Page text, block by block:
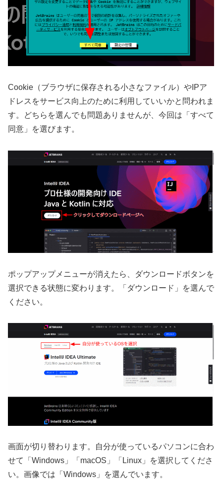
Cookie（ブラウザに保存される小さなファイル）やIPア
ドレスをサービス向上のために利用していいかと問われま
す。どちらを選んでも問題ありませんが、今回は「すべて
同意」を選びます。
ポップアップメニューが消えたら、ダウンロードボタンを
選択できる状態に変わります。「ダウンロード」を選んで
ください。
画面が切り替わります。自分が使っているパソコンに合わ
せて「Windows」「macOS」「Linux」を選択してくださ
い。画像では「Windows」を選んでいます。